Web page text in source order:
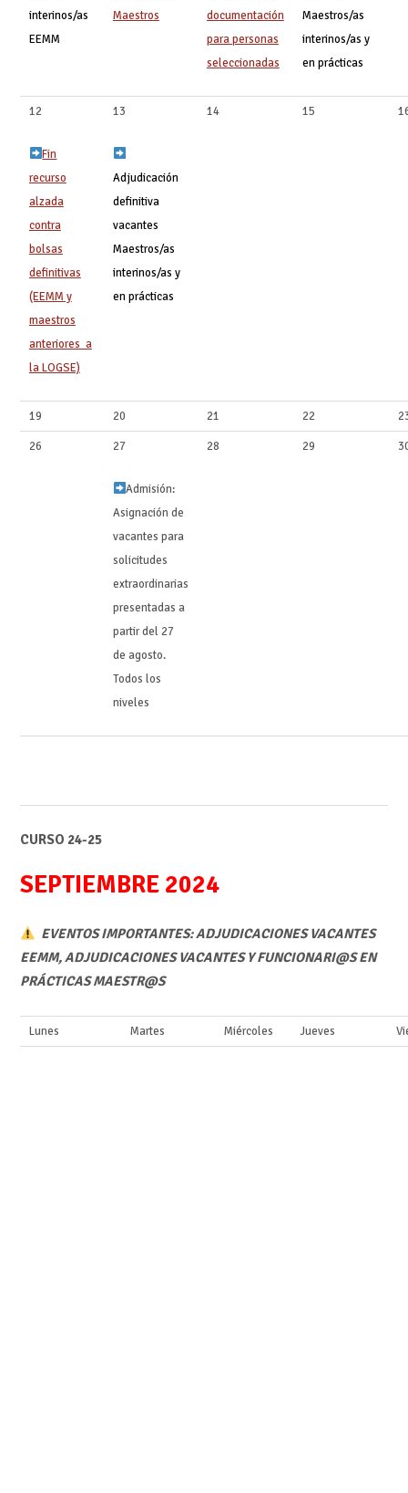
interinos/as
EEMM
Maestros
documentación
para personas
seleccionadas
Maestros/as
interinos/as y
en prácticas
12
Fin
recurso
alzada
contra
bolsas
definitivas
(EEMM y
maestros
anteriores a
la LOGSE)
13
Adjudicación
definitiva
vacantes
Maestros/as
interinos/as y
en prácticas
14 15
19 20 21 22
26 27
Admisión:
Asignación de
vacantes para
solicitudes
extraordinarias
presentadas a
partir del 27
de agosto.
Todos los
niveles
28 29
CURSO 24-25
SEPTIEMBRE 2024
EVENTOS IMPORTANTES: ADJUDICACIONES VACANTES
EEMM, ADJUDICACIONES VACANTES Y FUNCIONARI@S EN
PRÁCTICAS MAESTR@S
Lunes Martes Miércoles Jueves